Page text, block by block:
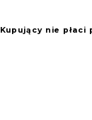
Kupujący nie